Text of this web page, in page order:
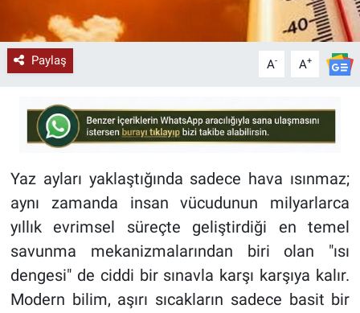
Paylaş A- A+
Yaz ayları yaklaştığında sadece hava ısınmaz;
aynı zamanda insan vücudunun milyarlarca
yıllık evrimsel süreçte geliştirdiği en temel
savunma mekanizmalarından biri olan "ısı
dengesi" de ciddi bir sınavla karşı karşıya kalır.
Modern bilim, aşırı sıcakların sadece basit bir